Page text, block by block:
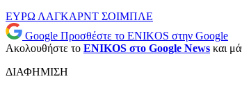
ΕΥΡΩ ΛΑΓΚΑΡΝΤ ΣΟΙΜΠΛΕ
Google Προσθέστε το ENIKOS στην Google
Ακολουθήστε το ENIKOS στο Google News και
ΔΙΑΦΗΜΙΣΗ